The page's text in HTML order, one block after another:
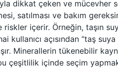
dikkat çeken ve mücevher
satılması ve bakım
içerir. Örneğin, taşın
kullanıcı açısından “taş
Minerallerin tükenebilir
çeşitlilik içinde seçim